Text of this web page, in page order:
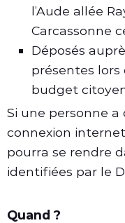
l’Aude allée
Carcassonne
Déposés
présentes
budget
Si une personne a
connexion
pourra se rendre
identifiées par le
Quand ?